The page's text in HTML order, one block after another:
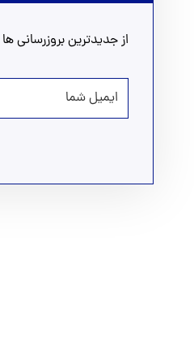
از جدیدترین بروزرسانی